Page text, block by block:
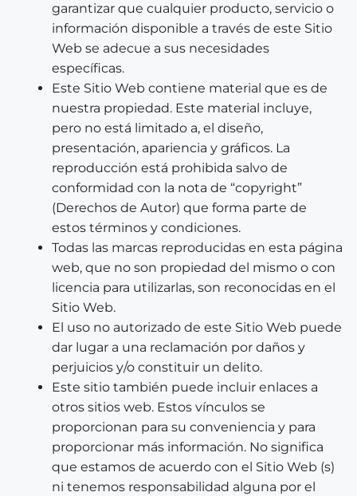
garantizar que cualquier producto, servicio o
información disponible a través de este Sitio
Web se adecue a sus necesidades
específicas.
Este Sitio Web contiene material que es de
nuestra propiedad. Este material incluye,
pero no está limitado a, el diseño,
presentación, apariencia y gráficos. La
reproducción está prohibida salvo de
conformidad con la nota de “copyright”
(Derechos de Autor) que forma parte de
estos términos y condiciones.
Todas las marcas reproducidas en esta página
web, que no son propiedad del mismo o con
licencia para utilizarlas, son reconocidas en el
Sitio Web.
El uso no autorizado de este Sitio Web puede
dar lugar a una reclamación por daños y
perjuicios y/o constituir un delito.
Este sitio también puede incluir enlaces a
otros sitios web. Estos vínculos se
proporcionan para su conveniencia y para
proporcionar más información. No significa
que estamos de acuerdo con el Sitio Web (s)
ni tenemos responsabilidad alguna por el